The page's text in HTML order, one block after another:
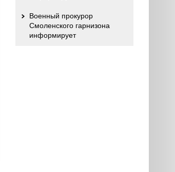
Военный прокурор
Смоленского гарнизона
информирует